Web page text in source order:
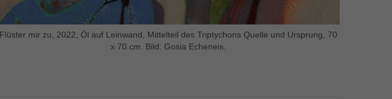
Flüster mir zu, 2022, Öl auf Leinwand, Mittelteil des Triptychons Quelle und Ursprung, 70
x 70 cm. Bild: Gosia Echeneis.